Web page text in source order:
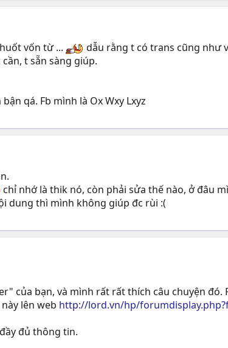
vốn từ ...
dẫu rằng t có trans cũng như
t sẵn sàng giúp.
qá. Fb mình là Ox Wxy Lxyz
chỉ nhớ là thik nó, còn phải sửa thế nào, ở đâu
dung thì mình không giúp đc rùi :(
của bạn, và mình rất rất thích câu chuyện đó.
lên web http://lord.vn/hp/
đủ thông tin.